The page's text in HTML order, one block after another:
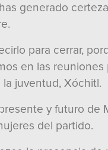
generado
para cerrar,
en las reuniones
juventud, Xóchitl.
y futuro de
del partido.